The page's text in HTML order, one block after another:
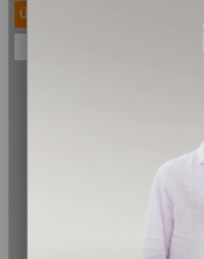
Ücretsiz Kargo